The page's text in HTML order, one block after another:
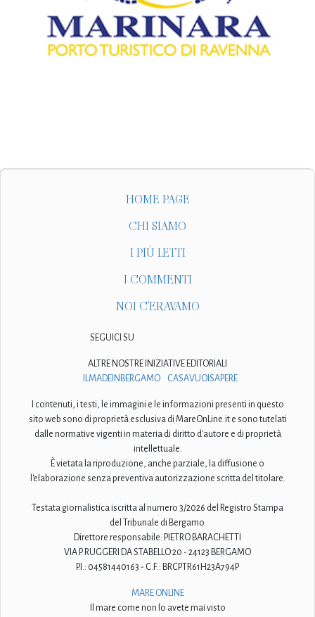
HOME PAGE
CHI SIAMO
I PIÙ LETTI
I COMMENTI
NOI C'ERAVAMO
SEGUICI SU
ALTRE NOSTRE INIZIATIVE EDITORIALI
ILMADEINBERGAMO
CASAVUOISAPERE
I contenuti, i testi, le immagini e le informazioni presenti in questo
sito web sono di proprietà esclusiva di MareOnLine.it e sono tutelati
dalle normative vigenti in materia di diritto d'autore e di proprietà
intellettuale.
È vietata la riproduzione, anche parziale, la diffusione o
l'elaborazione senza preventiva autorizzazione scritta del titolare.
Testata giornalistica iscritta al numero 3/2026 del Registro Stampa
del Tribunale di Bergamo.
Direttore responsabile: PIETRO BARACHETTI
VIA P. RUGGERI DA STABELLO 20 - 24123 BERGAMO
P.I.: 04581440163 - C.F.: BRCPTR61H23A794P
MARE ONLINE
Il mare come non lo avete mai visto